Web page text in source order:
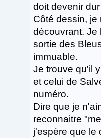
doit devenir
Côté dessin, je
découvrant. Je
sortie des
immuable.
Je trouve qu'il
et celui de
numéro.
Dire que je
reconnaitre
j'espère que le